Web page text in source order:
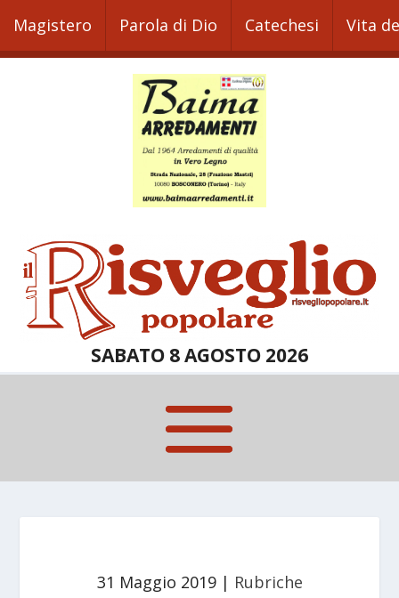
Magistero Parola di Dio Catechesi Vita
SABATO 8 AGOSTO 2026
31 Maggio 2019| Rubriche